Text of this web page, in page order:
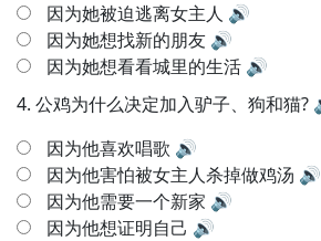
因为她被迫逃离女主人 🔊
因为她想找新的朋友 🔊
因为她想看看城里的生活 🔊
4. 公鸡为什么决定加入驴子、狗和猫?
因为他喜欢唱歌 🔊
因为他害怕被女主人杀掉做鸡汤 🔊
因为他需要一个新家 🔊
因为他想证明自己 🔊